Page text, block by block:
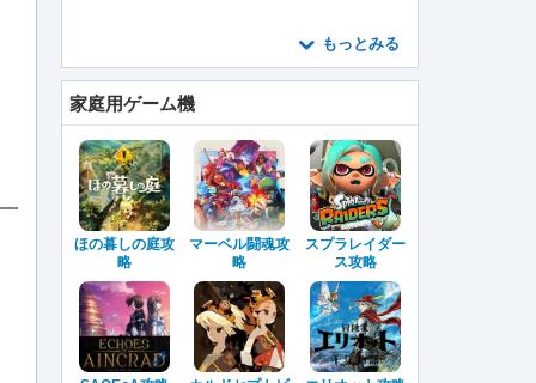
もっとみる
家庭用ゲーム機
ほの暮しの庭攻
略
マーベル闘魂攻
略
スプラレイダー
ス攻略